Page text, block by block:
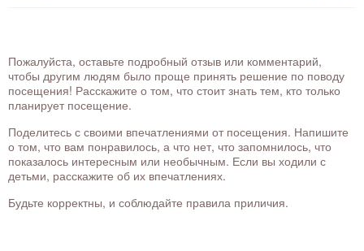
Пожалуйста, оставьте подробный отзыв или комментарий,
чтобы другим людям было проще принять решение по поводу
посещения! Расскажите о том, что стоит знать тем, кто только
планирует посещение.
Поделитесь с своими впечатлениями от посещения. Напишите
о том, что вам понравилось, а что нет, что запомнилось, что
показалось интересным или необычным. Если вы ходили с
детьми, расскажите об их впечатлениях.
Будьте корректны, и соблюдайте правила приличия.